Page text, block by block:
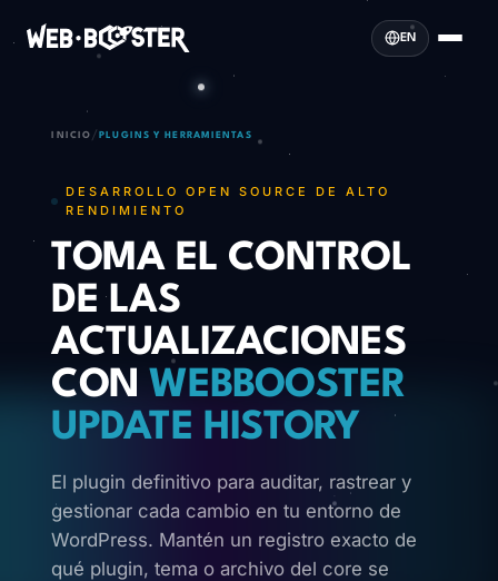
EN
INICIO / PLUGINS Y HERRAMIENTAS
DESARROLLO OPEN SOURCE DE ALTO
RENDIMIENTO
TOMA EL CONTROL
DE LAS
ACTUALIZACIONES
CON WEBBOOSTER
UPDATE HISTORY
El plugin definitivo para auditar, rastrear y
gestionar cada cambio en tu entorno de
WordPress. Mantén un registro exacto de
qué plugin, tema o archivo del core se